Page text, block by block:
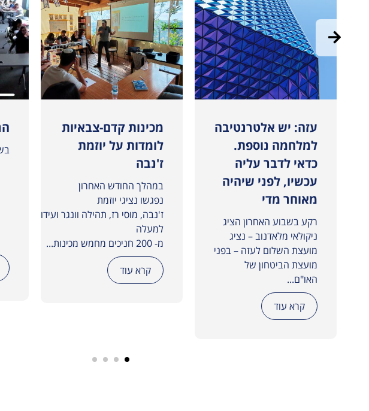
המדינות במכינת אדרת
עזה: יש אלטרנטיבה
למלחמה נוספת.
כדאי לדבר עליה
עכשיו, לפני שיהיה
מאוחר מדי
רקע בשבוע האחרון הציג
ניקולאי מלאדנוב – נציג
מועצת השלום לעזה – בפני
מועצת הביטחון של
האו"ם...
קרא עוד
מכינות קדם-צבאיות
לומדות על יוזמת
ז'נבה
במהלך החודש האחרון
נפגשו נציגי יוזמת
ז'נבה, מוסי רז, תהילה וונגר ועידו דמבין, עם
למעלה
מ- 200 חניכים מחמש מכינות...
קרא עוד